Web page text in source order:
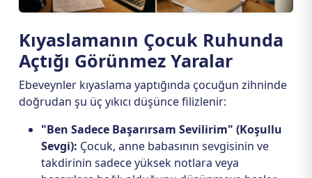
Kıyaslamanın Çocuk Ruhunda
Açtığı Görünmez Yaralar
Ebeveynler kıyaslama yaptığında çocuğun zihninde
doğrudan şu üç yıkıcı düşünce filizlenir:
"Ben Sadece Başarırsam Sevilirim" (Koşullu
Sevgi): Çocuk, anne babasının sevgisinin ve
takdirinin sadece yüksek notlara veya